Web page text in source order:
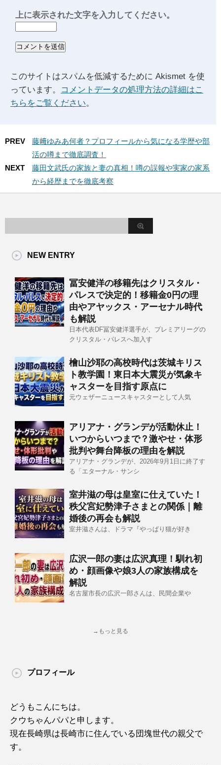
上に表示された文字を入力してください。
このサイトはスパムを低減するために Akismet を使
っています。
コメントデータの処理方法の詳細はこ
ちらをご覧ください。
PREV
藤﨑ゆみあ何者？プロフィールから気になる学歴や部
活の噂まで徹底調査！
NEXT
藤田文武氏の家族と妻の真相！噂の誤報や実家の家系
から経歴までを徹底考察
NEW ENTRY
冨安健洋の移籍先はクリスタル・
パレスで決定的！移籍金0円の理
由やアヤックス・アーセナル時代
も解説
日本代表DF冨安健洋選手が、プレミアリーグの
クリスタル・パレスへ加入す
檜山沙耶の高校時代は茨城キリス
ト教学園！東日本大震災が気象キ
ャスターを目指す原点に
元ウェザーニュースキャスターとして人気
アリアナ・グランデが活動休止！
いつからいつまで？激やせ・体形
批判や舞台降板の理由を解説
アリアナ・グランデが、2026年9月1日に終了す
る「エターナル・サンシ
室井滋の母は皇室に仕えていた！
秩父宮妃勢津子さまとの関係｜離
婚後の再会も解説
室井滋さんは、ドラマ『やっぱり猫が好き
広沢一郎の妻は広沢真理！馴れ初
め・顔画像や娘3人の家族構成を
解説
名古屋市長の広沢一郎さんは、民間企業や
→もっと見る
プロフィール
どうもこんにちは。
クウちゃんパパと申します。
現在長崎県は長崎市に住んでいる団塊世代の親父で
す。